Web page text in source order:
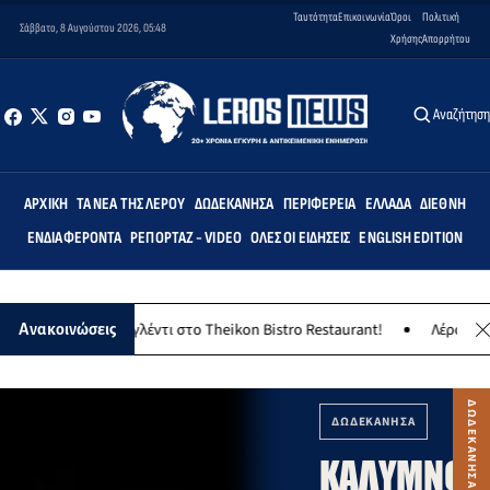
Σάββατο, 8 Αυγούστου 2026, 05:48
ΤαυτότηταΕπικοινωνίαΌροι
Χρήσης
Πολιτική
Απορρήτου
Αναζήτηση
ΑΡΧΙΚΉ ΤΑ ΝΈΑ ΤΗΣ ΛΈΡΟΥ ΔΩΔΕΚΆΝΗΣΑ ΠΕΡΙΦΈΡΕΙΑ ΕΛΛΆΔΑ ΔΙΕΘΝΉ
ΕΝΔΙΑΦΈΡΟΝΤΑ ΡΕΠΟΡΤΆΖ - VIDEO ΌΛΕΣ ΟΙ ΕΙΔΉΣΕΙΣ ENGLISH EDITION
Ανακοινώσεις
γλέντι στο Theikon Bistro Restaurant! Λέρος: Το Σάββατο
ΔΩΔΕΚΑΝΗΣΑ
ΚΑΛΥΜΝΟΣ: